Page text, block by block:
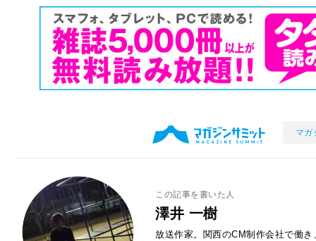
マガ
この記事を書いた人
澤井 一樹
放送作家。関西のCM制作会社で働